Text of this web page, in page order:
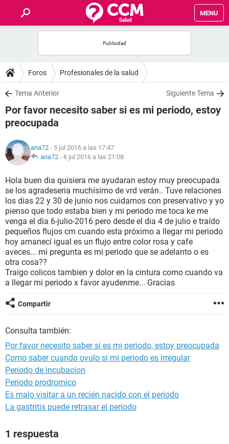
MENU
FOROS
SALUD
NUTRICIÓN
SEXUALIDAD
GLOSARIO
Foros Profesionales de la salud
Tema Anterior Siguiente Tema
Por favor necesito saber si es mi periodo, estoy
preocupada
ana72 - 5 jul 2016 a las 17:47
ana72 - 6 jul 2016 a las 21:08
Hola buen dia quisiera me ayudaran estoy muy preocupada
se los agradeseria muchísimo de vrd verán.. Tuve relaciones
los dias 22 y 30 de junio nos cuidamos con preservativo y yo
pienso que todo estaba bien y mi periodo me toca ke me
venga el dia 6-julio-2016 pero desde el dia 4 de julio e traído
pequeños flujos cm cuando esta próximo a llegar mi periodo
hoy amanecí igual es un flujo entre color rosa y cafe
aveces... mi pregunta es mi periodo que se adelanto o es
otra cosa??
Traigo colicos tambien y dolor en la cintura como cuando va
a llegar mi periodo x favor ayudenme... Gracias
Compartir
Consulta también:
Por favor necesito saber si es mi periodo, estoy preocupada
Como saber cuando ovulo si mi periodo es irregular
Periodo de incubacion
Periodo prodromico
Es malo visitar a un recién nacido con el periodo
La gastritis puede retrasar el periodo
1 respuesta